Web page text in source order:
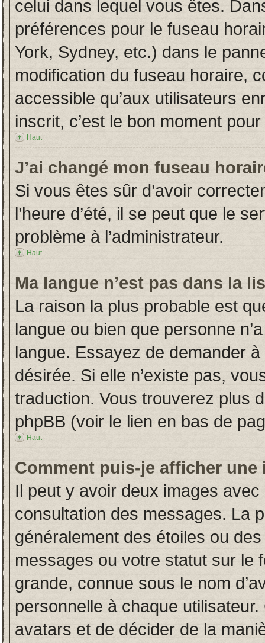
celui dans lequel vous êtes.
préférences pour le fuseau
York, Sydney, etc.) dans le
modification du fuseau horaire,
accessible qu’aux utilisateurs
inscrit, c’est le bon moment
Haut
J’ai changé mon fuseau
Si vous êtes sûr d’avoir
l’heure d’été, il se peut que le
problème à l’administrateur.
Haut
Ma langue n’est pas dans la
La raison la plus probable est
langue ou bien que personne
langue. Essayez de demander à
désirée. Si elle n’existe pas,
traduction. Vous trouverez plus
phpBB (voir le lien en bas de
Haut
Comment puis-je afficher une
Il peut y avoir deux images
consultation des messages. La
généralement des étoiles ou
messages ou votre statut sur le
grande, connue sous le nom
personnelle à chaque utilisateur.
avatars et de décider de la